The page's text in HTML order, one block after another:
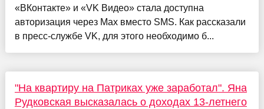
«ВКонтакте» и «VK Видео» стала доступна
авторизация через Max вместо SMS. Как рассказали
в пресс-службе VK, для этого необходимо б...
"На квартиру на Патриках уже заработал". Яна
Рудковская высказалась о доходах 13-летнего